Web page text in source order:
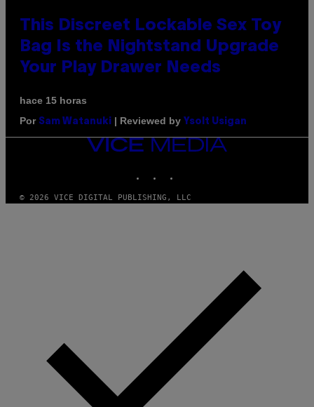
This Discreet Lockable Sex Toy
Bag Is the Nightstand Upgrade
Your Play Drawer Needs
hace 15 horas
Por Sam Watanuki | Reviewed by Ysolt Usigan
VICE
MEDIA
© 2026 VICE DIGITAL PUBLISHING, LLC